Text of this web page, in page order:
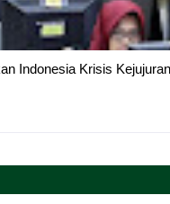
Indonesia Krisis Kejujuran